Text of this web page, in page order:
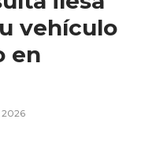
vehículo
en